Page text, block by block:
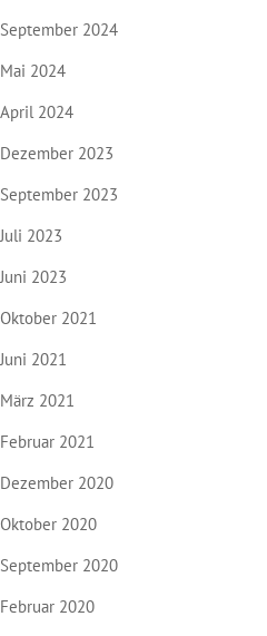
September 2024
Mai 2024
April 2024
Dezember 2023
September 2023
Juli 2023
Juni 2023
Oktober 2021
Juni 2021
März 2021
Februar 2021
Dezember 2020
Oktober 2020
September 2020
Februar 2020